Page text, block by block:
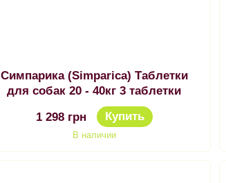
Симпарика (Simparica) Таблетки
для собак 20 - 40кг 3 таблетки
1 298 грн Купить
В наличии